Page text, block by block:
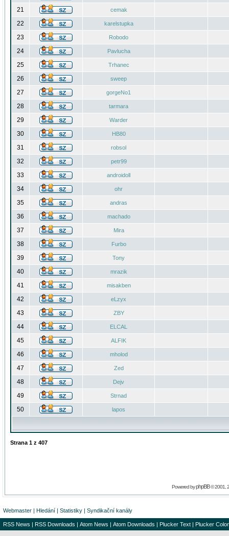
21 cemak
22 karelstupka
23 Robodo
24 Pavlucha
25 Trhanec
26 sweep
27 gorgeNo1
28 tarmara
29 Warder
30 HB80
31 robsol
32 petr99
33 androidoll
34 ohr
35 andras
36 machado
37 Mira
38 Furbo
39 Tony
40 mrazik
41 misakben
42 eLzyx
43 ZBY
44 ELCAL
45 ALFIK
46 mholod
47 Zed
48 Dejv
49 Strnad
50 lapos
Strana 1 z 407
Powered byphpBB© 2001,
Webmaster | Hledání | Statistiky | Syndikační kanály
RSS News | RSS Downloads | Atom News | Atom Downloads | Plucker Text | Plucker Color